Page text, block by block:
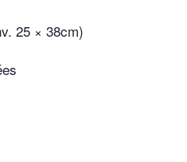
25 × 38cm)